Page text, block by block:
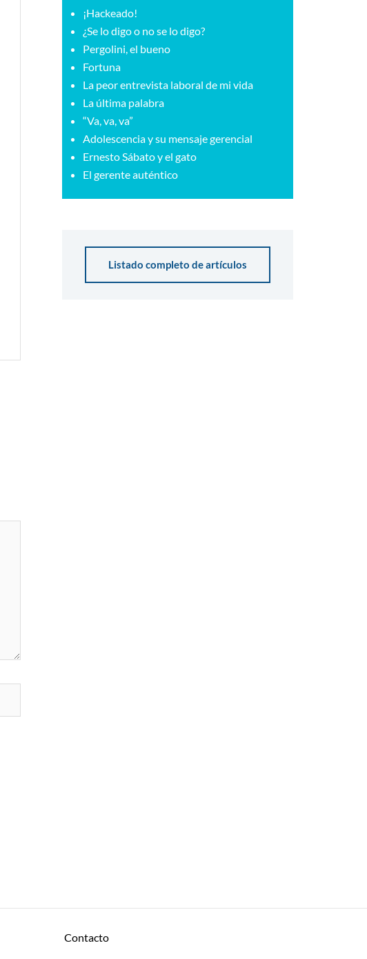
¡Hackeado!
¿Se lo digo o no se lo digo?
Pergolini, el bueno
Fortuna
La peor entrevista laboral de mi vida
La última palabra
“Va, va, va”
Adolescencia y su mensaje gerencial
Ernesto Sábato y el gato
El gerente auténtico
Listado completo de artículos
Contacto